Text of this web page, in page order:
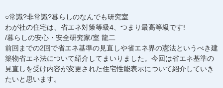
○常識?非常識?暮らしのなんでも研究室
わが社の住宅は、省エネ対策等級4、つまり最高等級です!
/暮らしの安心・安全研究家/室 龍二
前回までの2回で省エネ基準の見直しや省エネ界の憲法というべき建
築物省エネ法について紹介してまいりました。今回は省エネ基準の
見直しを受け内容が変更された住宅性能表示について紹介していき
たいと思います。